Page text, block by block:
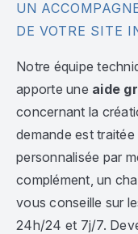
UN
DE VOTRE SITE
Notre équipe
apporte une aide
concernant la
demande est
personnalisée par
complément, un
vous conseille sur
24h/24 et 7j/7.